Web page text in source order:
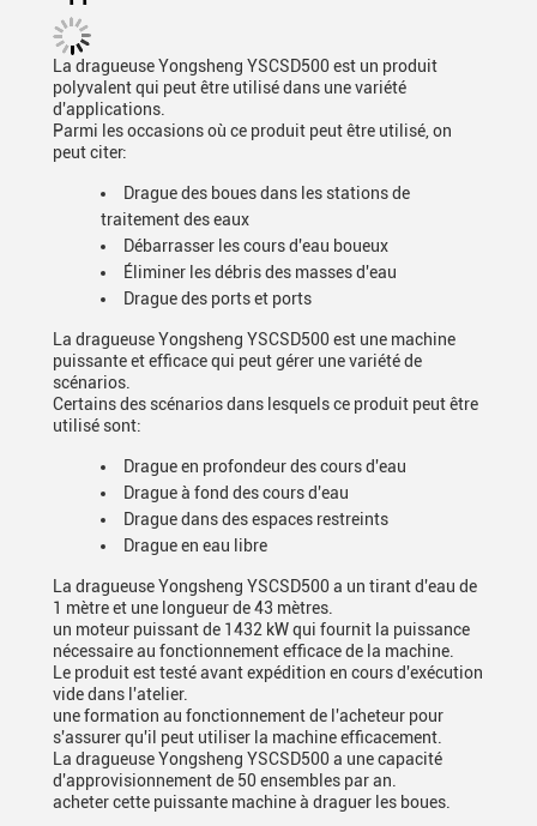
La dragueuse Yongsheng YSCSD500 est un produit
polyvalent qui peut être utilisé dans une variété
d'applications.
Parmi les occasions où ce produit peut être utilisé, on
peut citer:
Drague des boues dans les stations de
traitement des eaux
Débarrasser les cours d'eau boueux
Éliminer les débris des masses d'eau
Drague des ports et ports
La dragueuse Yongsheng YSCSD500 est une machine
puissante et efficace qui peut gérer une variété de
scénarios.
Certains des scénarios dans lesquels ce produit peut être
utilisé sont:
Drague en profondeur des cours d'eau
Drague à fond des cours d'eau
Drague dans des espaces restreints
Drague en eau libre
La dragueuse Yongsheng YSCSD500 a un tirant d'eau de
1 mètre et une longueur de 43 mètres.
un moteur puissant de 1432 kW qui fournit la puissance
nécessaire au fonctionnement efficace de la machine.
Le produit est testé avant expédition en cours d'exécution
vide dans l'atelier.
une formation au fonctionnement de l'acheteur pour
s'assurer qu'il peut utiliser la machine efficacement.
La dragueuse Yongsheng YSCSD500 a une capacité
d'approvisionnement de 50 ensembles par an.
acheter cette puissante machine à draguer les boues.